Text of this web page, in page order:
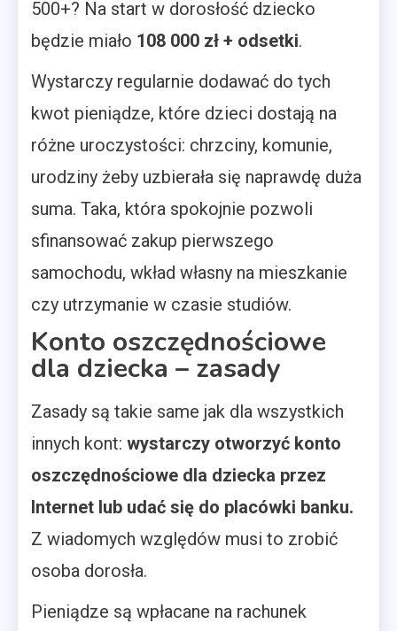
500+? Na start w dorosłość dziecko
będzie miało 108 000 zł + odsetki.
Wystarczy regularnie dodawać do tych
kwot pieniądze, które dzieci dostają na
różne uroczystości: chrzciny, komunie,
urodziny żeby uzbierała się naprawdę duża
suma. Taka, która spokojnie pozwoli
sfinansować zakup pierwszego
samochodu, wkład własny na mieszkanie
czy utrzymanie w czasie studiów.
Konto oszczędnościowe
dla dziecka – zasady
Zasady są takie same jak dla wszystkich
innych kont: wystarczy otworzyć konto
oszczędnościowe dla dziecka przez
Internet lub udać się do placówki banku.
Z wiadomych względów musi to zrobić
osoba dorosła.
Pieniądze są wpłacane na rachunek